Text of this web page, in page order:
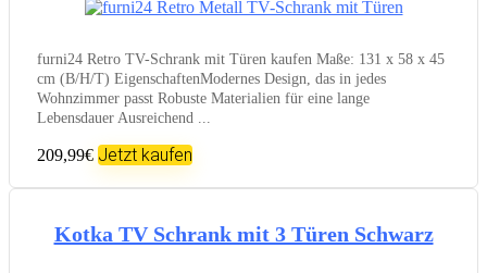
furni24 Retro TV-Schrank mit Türen kaufen Maße: 131 x 58 x 45
cm (B/H/T) EigenschaftenModernes Design, das in jedes
Wohnzimmer passt Robuste Materialien für eine lange
Lebensdauer Ausreichend ...
209,99€ Jetzt kaufen
Kotka TV Schrank mit 3 Türen Schwarz